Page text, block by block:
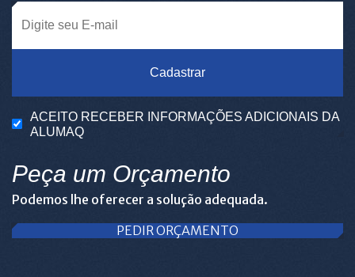
Cadastrar
ACEITO RECEBER INFORMAÇÕES ADICIONAIS DA
ALUMAQ
Peça um Orçamento
Podemos lhe oferecer a solução adequada.
PEDIR ORÇAMENTO